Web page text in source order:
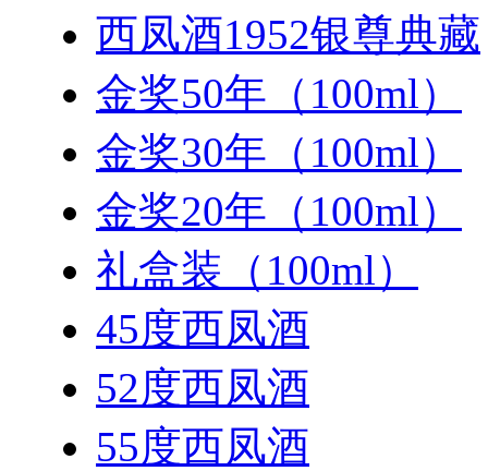
西凤酒1952银尊典藏
金奖50年（100ml）
金奖30年（100ml）
金奖20年（100ml）
礼盒装（100ml）
45度西凤酒
52度西凤酒
55度西凤酒